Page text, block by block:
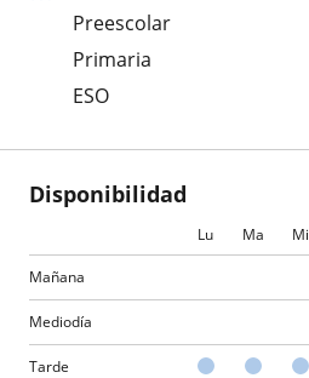
Preescolar
Primaria
ESO
Disponibilidad
Lu Ma Mi
Mañana
Mediodía
Tarde